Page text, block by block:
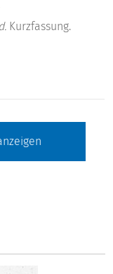
Kurzfassung.